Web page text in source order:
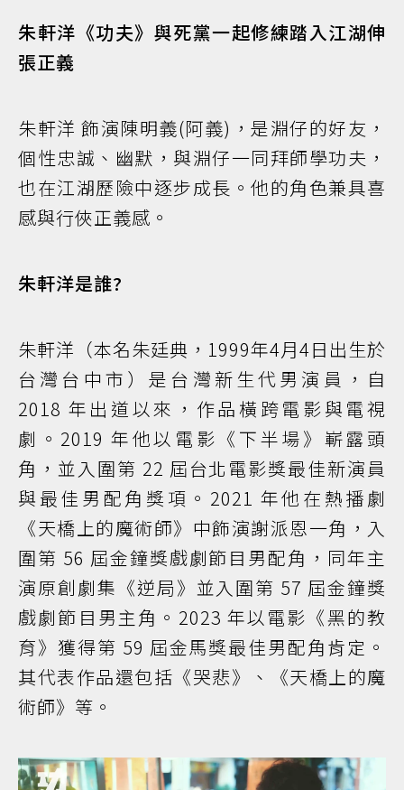
朱軒洋《功夫》與死黨一起修練踏入江湖伸
張正義
朱軒洋 飾演陳明義(阿義)，是淵仔的好友，
個性忠誠、幽默，與淵仔一同拜師學功夫，
也在江湖歷險中逐步成長。他的角色兼具喜
感與行俠正義感。
朱軒洋是誰?
朱軒洋（本名朱廷典，1999年4月4日出生於
台灣台中市）是台灣新生代男演員，自
2018 年出道以來，作品橫跨電影與電視
劇。2019 年他以電影《下半場》嶄露頭
角，並入圍第 22 屆台北電影獎最佳新演員
與最佳男配角獎項。2021 年他在熱播劇
《天橋上的魔術師》中飾演謝派恩一角，入
圍第 56 屆金鐘獎戲劇節目男配角，同年主
演原創劇集《逆局》並入圍第 57 屆金鐘獎
戲劇節目男主角。2023 年以電影《黑的教
育》獲得第 59 屆金馬獎最佳男配角肯定。
其代表作品還包括《哭悲》、《天橋上的魔
術師》等。